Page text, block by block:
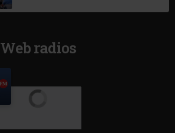
Web radios